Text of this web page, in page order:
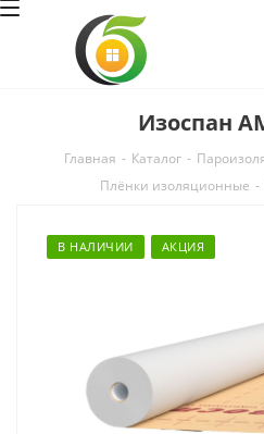
Изоспан
Главная - Каталог -
Плёнки изоляционные -
В НАЛИЧИИ АКЦИЯ